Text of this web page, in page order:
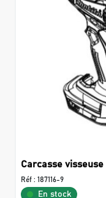
Carcasse visseuse
Réf : 187116-9
En stock